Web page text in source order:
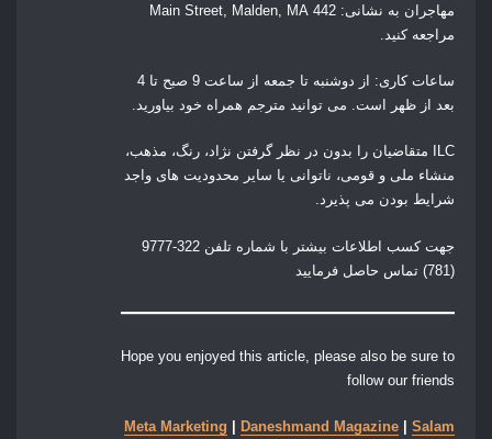
مهاجران به نشانی: 442 Main Street, Malden, MA
مراجعه کنید.
ساعات کاری: از
دوشنبه تا جمعه از ساعت 9 صبح تا 4
بعد از ظهر
است. می توانید مترجم همراه خود بیاورید.
ILC متقاضیان را بدون در نظر گرفتن نژاد، رنگ، مذهب،
منشاء ملی و قومی، ناتوانی یا سایر محدودیت های واجد
شرایط بودن می پذیرد.
جهت کسب اطلاعات بیشتر با شماره تلفن
322-9777
(781)
تماس حاصل فرمایید
Hope you enjoyed this article, please also be sure to
follow our friends
Meta Marketing Daneshmand Magazine |Salam